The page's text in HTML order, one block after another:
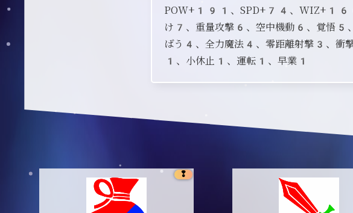
POW+191、SPD+74、WIZ+160
け7、重量攻撃6、空中機動6、覚悟5
ばう4、全力魔法4、零距離射撃3、衝
1、小休止1、運転1、早業1
❢